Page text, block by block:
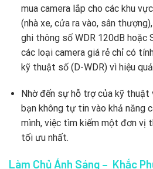
mua camera lắp cho các khu
(nhà xe, cửa ra vào, sân
ghi thông số WDR 120dB hoặc
các loại camera giá rẻ chỉ có
kỹ thuật số (D-WDR) vì hiệu
Nhờ đến sự hỗ trợ của kỹ thuật
bạn không tự tin vào khả năng
mình, việc tìm kiếm một đơn vị
tối ưu nhất.
Làm Chủ Ánh Sáng – Khắc